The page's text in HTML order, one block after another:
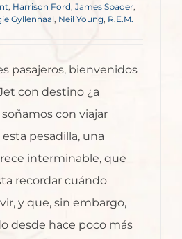
, Harrison Ford, James Spader,
Gyllenhaal Neil Young, R.E.M.
pasajeros, bienvenidos
con destino ¿a
con viajar
pesadilla, una
interminable, que
recordar cuándo
y que, sin embargo,
desde hace poco más